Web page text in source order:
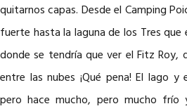
quitarnos capas. Desde el Camping
fuerte hasta la laguna de los Tres
donde se tendría que ver el Fitz Roy,
entre las nubes ¡Qué pena! El lago
pero hace mucho, pero mucho frío